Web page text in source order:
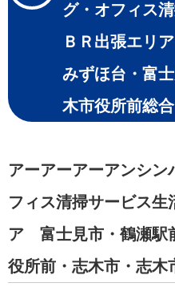
グ・オフィス
ＢＲ出張エリ
みずほ台・富
木市役所前総合
アーアーアーアンシン
フィス清掃サービス生
ア 富士見市・鶴瀬駅
役所前・志木市・志木